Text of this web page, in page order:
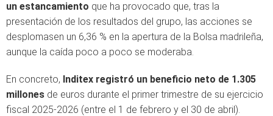
un estancamiento que ha provocado que, tras la
presentación de los resultados del grupo, las acciones se
desplomasen un 6,36 % en la apertura de la Bolsa madrileña,
aunque la caída poco a poco se moderaba.
En concreto, Inditex registró un beneficio neto de 1.305
millones de euros durante el primer trimestre de su ejercicio
fiscal 2025-2026 (entre el 1 de febrero y el 30 de abril).